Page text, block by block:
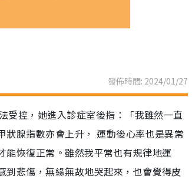
發佈時間: 2024/01/27
受控，她進入診症室後指：「我雖然一直
腺指數亦會上升， 運動後心率也是異常
恢復正常。雖然我平常也有規律地運
悲傷，無緣無故地哭起來，也會覺得皮